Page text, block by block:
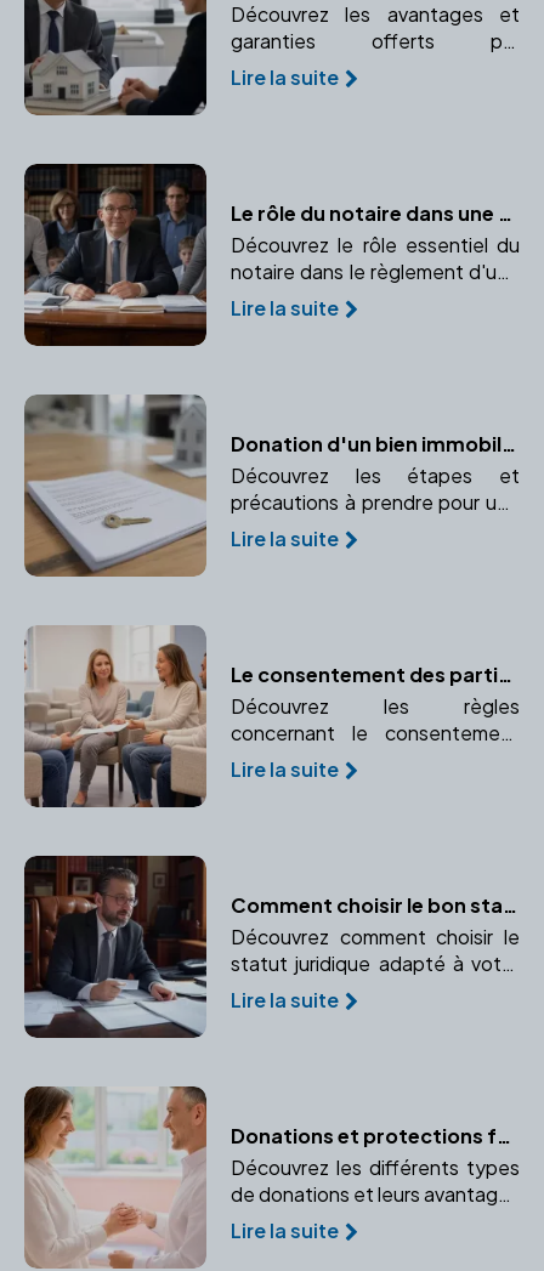
Découvrez les avantages et
garanties offerts par
l'intervention d'un notaire dans
votre projet immobilier.
Lire la suite
Le rôle du notaire dans une succession
Découvrez le rôle essentiel du
notaire dans le règlement d'une
succession et pourquoi son
intervention est indispensable
Lire la suite
Donation d'un bien immobilier : Comment procéder ?
Découvrez les étapes et
précautions à prendre pour une
donation immobilière sécurisée.
Comprenez le rôle crucial du
Lire la suite
Le consentement des parties à l'adoption : obligations et formalités
Découvrez les règles
concernant le consentement
des parents biologiques ou du
futur adopté lors d'une
concernées.
Lire la suite
Comment choisir le bon statut juridique pour votre entreprise avec l'aide d'un notaire
Découvrez comment choisir le
statut juridique adapté à votre
entreprise avec l'aide d'un
Lire la suite
Donations et protections familiales : les conseils du notaire
Découvrez les différents types
de donations et leurs avantages
pour protéger votre famille. Un
notaire peut vous aider à
Lire la suite